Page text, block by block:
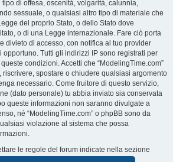
di offesa, oscenità, volgarità, calunnia,
sessuale, o qualsiasi altro tipo di materiale che
del proprio Stato, o dello Stato dove
o di una Legge internazionale. Fare ciò porta
divieto di accesso, con notifica al tuo provider
opportuno. Tutti gli indirizzi IP sono registrati per
condizioni. Accetti che “ModelingTime.com”
spostare o chiudere qualsiasi argomento
necessario. Come fruitore di questo servizio,
(dato personale) tu abbia inviato sia conservata
queste informazioni non saranno divulgate a
né “ModelingTime.com” o phpBB sono da
violazione al sistema che possa
le regole del forum indicate nella sezione